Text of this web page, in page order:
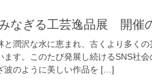
みなぎる工芸逸品展 開催
潤沢な水に恵まれ、古くより多く
す。このたび発展し続けるSNS社会
波のように美しい作品を […]